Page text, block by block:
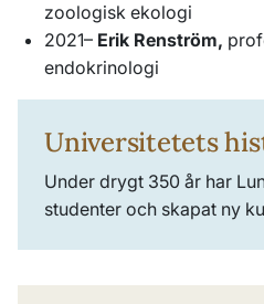
zoologisk ekologi
2021– Erik Renström,
endokrinologi
Universitetets
Under drygt 350 år har
studenter och skapat ny